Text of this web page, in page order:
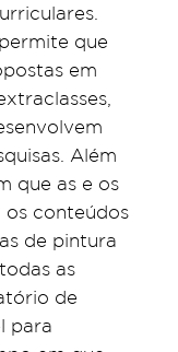
que
em
Além
que as e os
conteúdos
de pintura
as
de
para